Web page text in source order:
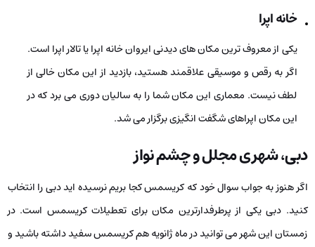
خانه­ اپرا
یکی از معروف‌ ترین مکان‌ های دیدنی ایروان خانه­ اپرا یا تالار اپرا است.
اگر به رقص و موسیقی علاقمند هستید، بازدید از این مکان خالی از
لطف نیست. معماری این مکان شما را به سالیان دوری می ­برد که در
این مکان اپراهای شگفت­ انگیزی برگزار می شد.
دبی، شهری مجلل و چشم نواز
اگر هنوز به جواب سوال خود که کریسمس کجا بریم نرسیده اید دبی را انتخاب
کنید. دبی یکی از پرطرفدارترین مکان برای تعطیلات کریسمس است. در
زمستان این شهر می ­توانید در ماه ژانویه هم کریسمس سفید داشته باشید و